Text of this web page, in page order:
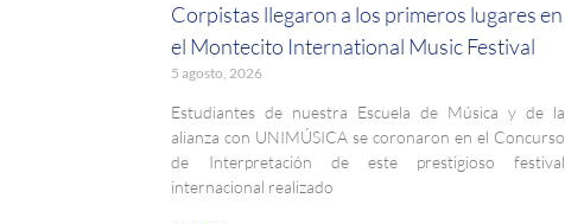
Corpistas llegaron a los primeros lugares en
el Montecito International Music Festival
5 agosto, 2026
Estudiantes de nuestra Escuela de Música y de la
alianza con UNIMÚSICA se coronaron en el Concurso
de Interpretación de este prestigioso festival
internacional realizado